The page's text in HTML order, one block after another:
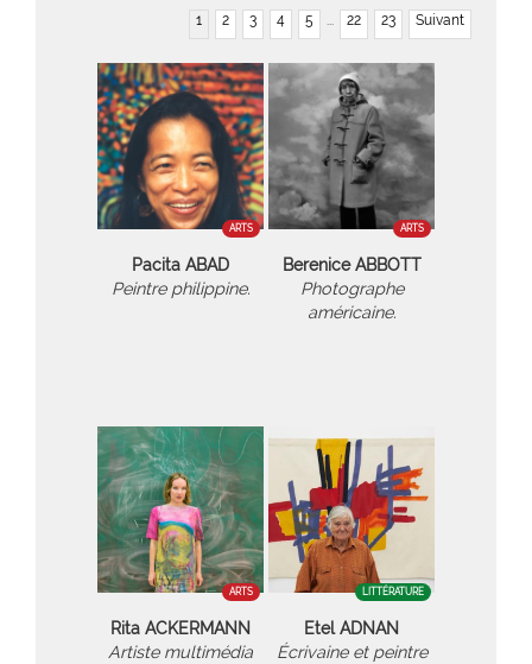
1 2 3 4 5 ... 22 23 Suivant
ARTS
Pacita ABAD
Peintre philippine.
ARTS
Berenice ABBOTT
Photographe
américaine.
ARTS
Rita ACKERMANN
Artiste multimédia
LITTÉRATURE
Etel ADNAN
Écrivaine et peintre